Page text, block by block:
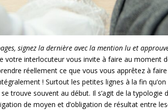
signez la dernière avec la mention lu et
votre interlocuteur vous invite à faire au moment
réellement ce que vous vous apprêtez à
! Surtout les petites lignes à la fin
trouve souvent au début. Il s’agit de la typologie
de moyen et d’obligation de résultat entre